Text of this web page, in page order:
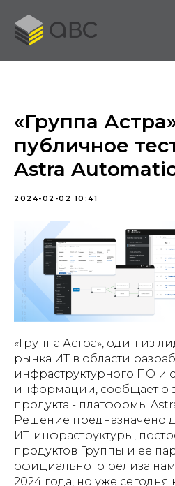
«Группа
публичное
Astra
2024-02-02 10:41
«Группа Астра», один из
рынка ИТ в области
инфраструктурного ПО и
информации, сообщает о
продукта - платформы
Решение предназначено
ИТ-инфраструктуры,
продуктов Группы и ее
официального релиза
2024 года, но уже сегодня